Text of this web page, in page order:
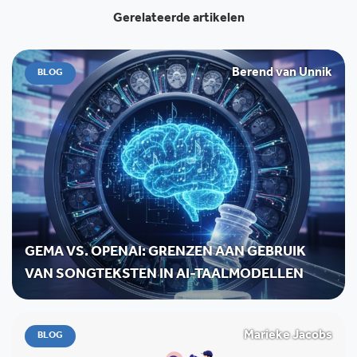
Gerelateerde artikelen
BLOG Berend van Unnik
GEMA VS. OPENAI: GRENZEN AAN GEBRUIK
VAN SONGTEKSTEN IN AI-TAALMODELLEN
BLOG Marieke Jacobs